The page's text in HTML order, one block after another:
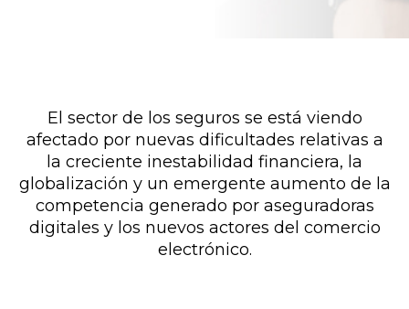
El sector de los seguros se está viendo
afectado por nuevas dificultades relativas a
la creciente inestabilidad financiera, la
globalización y un emergente aumento de la
competencia generado por aseguradoras
digitales y los nuevos actores del comercio
electrónico.